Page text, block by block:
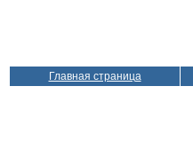
Главная страница